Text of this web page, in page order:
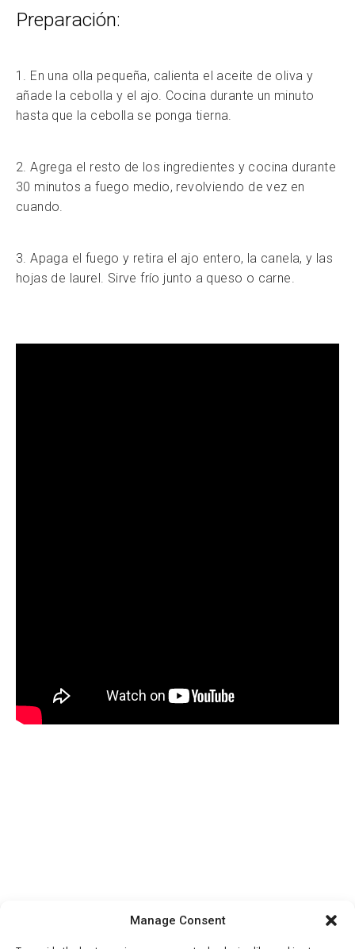
Manage Consent
Preparación:
1. En una olla pequeña, calienta el aceite de oliva y
añade la cebolla y el ajo. Cocina durante un minuto
hasta que la cebolla se ponga tierna.
2. Agrega el resto de los ingredientes y cocina durante
30 minutos a fuego medio, revolviendo de vez en
cuando.
3. Apaga el fuego y retira el ajo entero, la canela, y las
hojas de laurel. Sirve frío junto a queso o carne.